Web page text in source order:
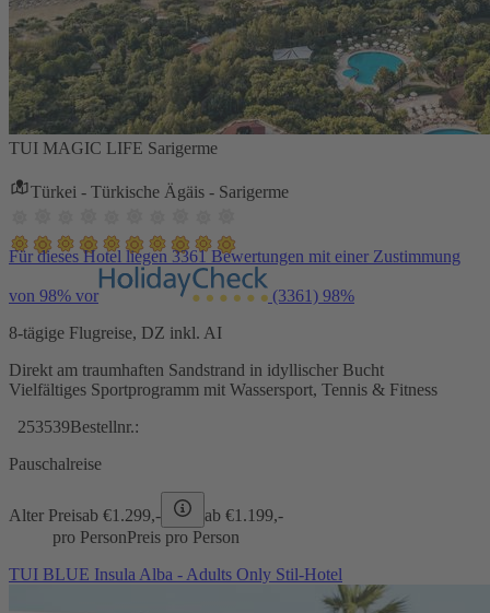
TUI MAGIC LIFE Sarigerme
Türkei - Türkische Ägäis - Sarigerme
Für dieses Hotel liegen 3361 Bewertungen mit einer Zustimmung
von 98% vor (3361) 98%
8-tägige Flugreise, DZ inkl. AI
Direkt am traumhaften Sandstrand in idyllischer Bucht
Vielfältiges Sportprogramm mit Wassersport, Tennis & Fitness
253539Bestellnr.:
Pauschalreise
Alter Preisab €1.299,- ab €1.199,-
pro PersonPreis pro Person
TUI BLUE Insula Alba - Adults Only Stil-Hotel